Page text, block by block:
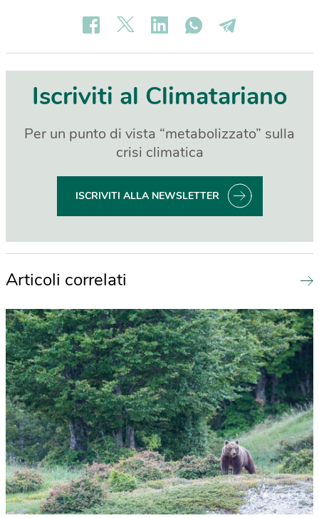
Iscriviti al Climatariano
Per un punto di vista “metabolizzato” sulla
crisi climatica
ISCRIVITI ALLA NEWSLETTER
Articoli correlati